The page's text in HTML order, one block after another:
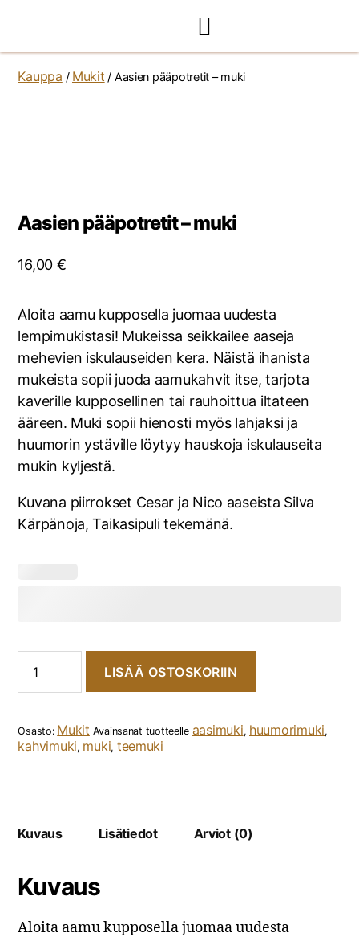
Kauppa / Mukit / Aasien pääpotretit – muki
Aasien pääpotretit – muki
16,00 €
Aloita aamu kupposella juomaa uudesta
lempimukistasi! Mukeissa seikkailee aaseja
mehevien iskulauseiden kera. Näistä ihanista
mukeista sopii juoda aamukahvit itse, tarjota
kaverille kupposellinen tai rauhoittua iltateen
ääreen. Muki sopii hienosti myös lahjaksi ja
huumorin ystäville löytyy hauskoja iskulauseita
mukin kyljestä.
Kuvana piirrokset Cesar ja Nico aaseista Silva
Kärpänoja, Taikasipuli tekemänä.
LISÄÄ OSTOSKORIIN
Osasto: Mukit Avainsanat tuotteelle aasimuki, huumorimuki,
kahvimuki, muki, teemuki
Kuvaus Lisätiedot Arviot (0)
Kuvaus
Aloita aamu kupposella juomaa uudesta